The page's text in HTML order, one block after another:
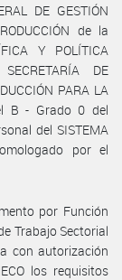
DE GESTIÓN
de la
Y POLÍTICA
DE
PARA LA
B - Grado 0 del
del SISTEMA
por el
por Función
Trabajo Sectorial
con autorización
los requisitos